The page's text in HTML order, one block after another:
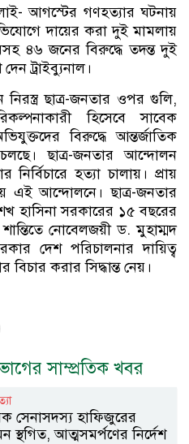
আগস্টের গণহত্যার ঘটনায়
দায়ের করা দুই মামলায়
৪৬ জনের বিরুদ্ধে তদন্ত দুই
ট্রাইব্যুনাল।
ছাত্র-জনতার ওপর গুলি,
হিসেবে সাবেক
বিরুদ্ধে আন্তর্জাতিক
ছাত্র-জনতার আন্দোলন
হত্যা চালায়। প্রায়
এই আন্দোলনে। ছাত্র-জনতার
হাসিনা সরকারের ১৫ বছরের
নোবেলজয়ী ড. মুহাম্মদ
দেশ পরিচালনার দায়িত্ব
করার সিদ্ধান্ত নেয়।
সাম্প্রতিক খবর
সেনাসদস্য হাফিজুরের
স্থগিত, আত্মসমর্পণের নির্দেশ